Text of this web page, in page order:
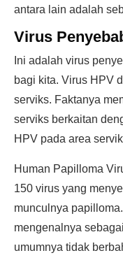
antara lain adalah
Virus
Ini adalah virus
bagi kita. Virus HPV
serviks. Faktanya
serviks berkaitan
HPV pada area
Human Papilloma
150 virus yang
munculnya
mengenalnya
umumnya tidak